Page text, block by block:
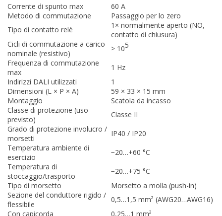
Corrente di spunto max
60 A
Metodo di commutazione
Passaggio per lo zero
Tipo di contatto relè
1× normalmente aperto (NO,
contatto di chiusura)
Cicli di commutazione a carico
nominale (resistivo)
> 105
Frequenza di commutazione
max
1 Hz
Indirizzi DALI utilizzati
1
Dimensioni (L × P × A)
59 × 33 × 15 mm
Montaggio
Scatola da incasso
Classe di protezione (uso
previsto)
Classe II
Grado di protezione involucro /
morsetti
IP40 / IP20
Temperatura ambiente di
esercizio
−20…+60 °C
Temperatura di
stoccaggio/trasporto
−20…+75 °C
Tipo di morsetto
Morsetto a molla (push-in)
Sezione del conduttore rigido /
flessibile
0,5…1,5 mm² (AWG20…AWG16)
Con capicorda
0,25…1 mm²